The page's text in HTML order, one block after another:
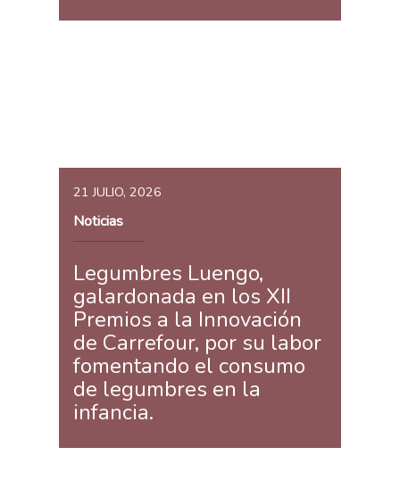
21 JULIO, 2026
Noticias
Legumbres Luengo,
galardonada en los XII
Premios a la Innovación
de Carrefour, por su labor
fomentando el consumo
de legumbres en la
infancia.